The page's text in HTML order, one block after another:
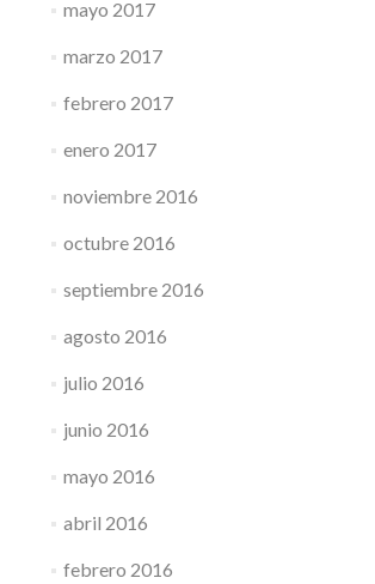
mayo 2017
marzo 2017
febrero 2017
enero 2017
noviembre 2016
octubre 2016
septiembre 2016
agosto 2016
julio 2016
junio 2016
mayo 2016
abril 2016
febrero 2016